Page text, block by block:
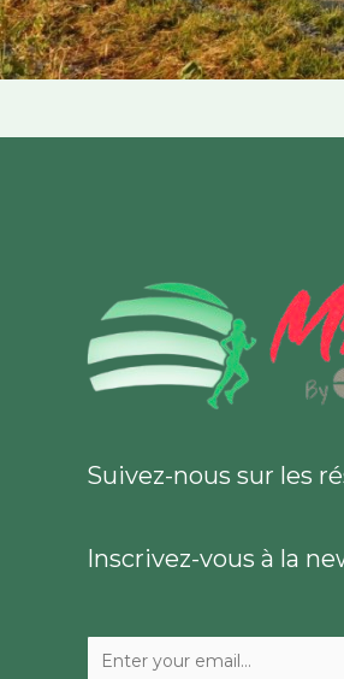
Suivez-nous sur les
Inscrivez-vous à la